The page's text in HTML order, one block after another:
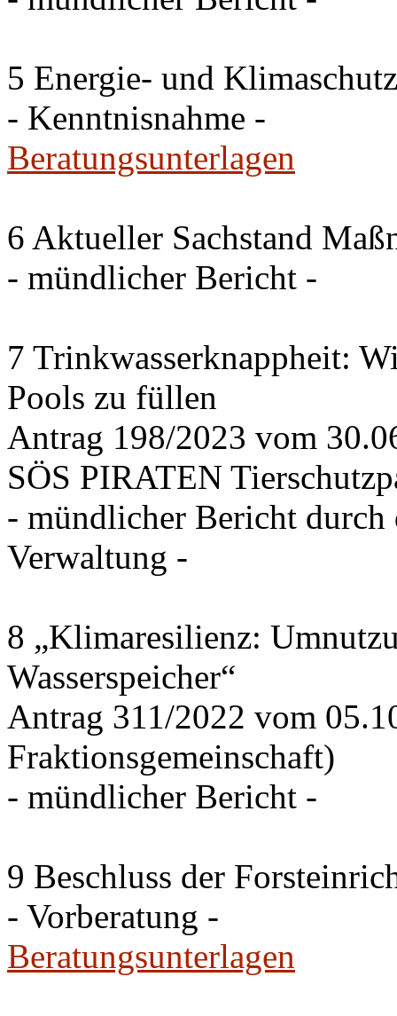
5 Energie- und
- Kenntnisnahme -
Beratungsunterlagen
6 Aktueller Sachstand
- mündlicher Bericht -
7 Trinkwasserknappheit:
Pools zu füllen
Antrag 198/2023 vom
SÖS PIRATEN
- mündlicher Bericht
Verwaltung -
8 „Klimaresilienz:
Wasserspeicher“
Antrag 311/2022 vom
Fraktionsgemeinschaft)
- mündlicher Bericht -
9 Beschluss der
- Vorberatung -
Beratungsunterlagen